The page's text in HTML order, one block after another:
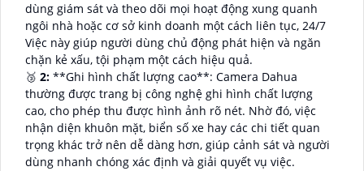
dùng giám sát và theo dõi mọi hoạt động xung quanh
ngôi nhà hoặc cơ sở kinh doanh một cách liên tục, 24/7
Việc này giúp người dùng chủ động phát hiện và ngăn
chặn kẻ xấu, tội phạm một cách hiệu quả.
🥉 2: **Ghi hình chất lượng cao**: Camera Dahua
thường được trang bị công nghệ ghi hình chất lượng
cao, cho phép thu được hình ảnh rõ nét. Nhờ đó, việc
nhận diện khuôn mặt, biển số xe hay các chi tiết quan
trọng khác trở nên dễ dàng hơn, giúp cảnh sát và người
dùng nhanh chóng xác định và giải quyết vụ việc.